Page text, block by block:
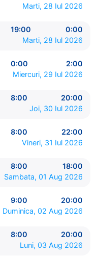
- 20:00
8:00 - 22:00
Marti, 28 Iul 2026
19:00
0:00
Marti, 28 Iul 2026
0:00
2:00
Miercuri, 29 Iul 2026
8:00
20:00
Joi, 30 Iul 2026
8:00
22:00
Vineri, 31 Iul 2026
8:00
18:00
Sambata, 01 Aug 2026
9:00
20:00
Duminica, 02 Aug 2026
8:00
20:00
Luni, 03 Aug 2026